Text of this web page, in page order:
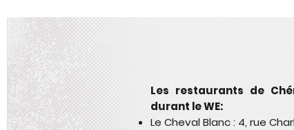
Les restaurants de
durant le WE:
Le Cheval Blanc : 4, rue